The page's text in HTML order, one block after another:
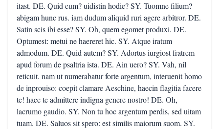
itast. DE. Quid eum? uidistin hodie? SY. Tuomne filium?
abigam hunc rus. iam dudum aliquid ruri agere arbitror. DE.
Satin scis ibi esse? SY. Oh, quem egomet produxi. DE.
Optumest: metui ne haereret hic. SY. Atque iratum
admodum. DE. Quid autem? SY. Adortus iurgiost fratrem
apud forum de psaltria ista. DE. Ain uero? SY. Vah, nil
reticuit. nam ut numerabatur forte argentum, interuenit homo
de inprouiso: coepit clamare Aeschine, haecin flagitia facere
te! haec te admittere indigna genere nostro! DE. Oh,
lacrumo gaudio. SY. Non tu hoc argentum perdis, sed uitam
tuam. DE. Saluos sit spero: est similis maiorum suom. SY.